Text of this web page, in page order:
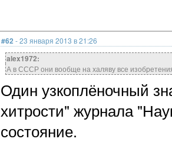
#62 - 23 января 2013 в 21:26
alex1972:
А в СССР они вообще на халяву все
Один узкоплёночный
хитрости" журнала
состояние.